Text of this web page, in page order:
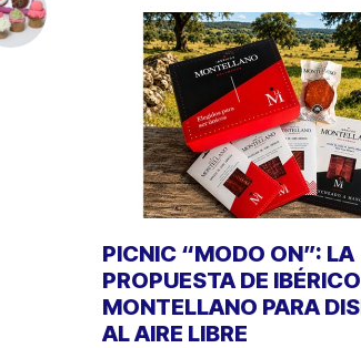
PICNIC “MODO ON”: LA
PROPUESTA DE
MONTELLANO PARA
AL AIRE LIBRE